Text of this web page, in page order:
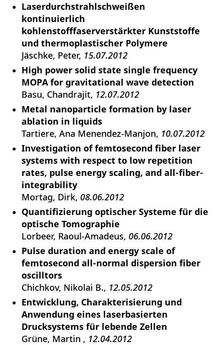
Laserdurchstrahlschweißen
kontinuierlich
kohlenstofffaserverstärkter Kunststoffe
und thermoplastischer Polymere
Jäschke, Peter 15.07.2012
High power solid state single frequency
MOPA for gravitational wave detection
Basu, Chandrajit 12.07.2012
Metal nanoparticle formation by laser
ablation in liquids
Tartiere, Ana Menendez-Manjon 10.07.2012
Investigation of femtosecond fiber laser
systems with respect to low repetition
rates, pulse energy scaling, and all-fiber-
integrability
Mortag, Dirk 08.06.2012
Quantifizierung optischer Systeme für die
optische Tomographie
Lorbeer, Raoul-Amadeus 06.06.2012
Pulse duration and energy scale of
femtosecond all-normal dispersion fiber
oscilltors
Chichkov, Nikolai B. 12.05.2012
Entwicklung, Charakterisierung und
Anwendung eines laserbasierten
Drucksystems für lebende Zellen
Grüne, Martin
12.04.2012